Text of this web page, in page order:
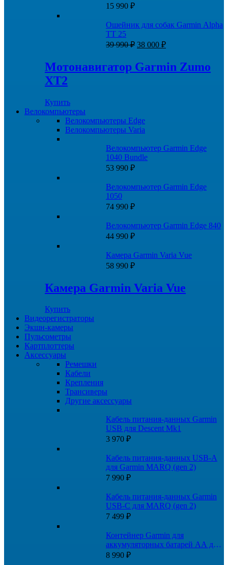
15 990 ₽
Ошейник для собак Garmin Alpha
TT 25
39 990₽ Первоначальная
составляла
39
38 000 ₽Текущая
38
000 ₽.
Мотонавигатор Garmin Zumo
XT2
Купить
Велокомпьютеры
Велокомпьютеры Edge
Велокомпьютеры Varia
Велокомпьютер Garmin Edge
1040 Bundle
53 990 ₽
Велокомпьютер Garmin Edge
1050
74 990 ₽
Велокомпьютер Garmin Edge 840
44 990 ₽
Камера Garmin Varia Vue
58 990 ₽
Камера Garmin Varia Vue
Купить
Видеорегистраторы
Экшн-камеры
Пульсометры
Картплоттеры
Аксессуары
Ремешки
Кабели
Крепления
Трансиверы
Другие аксессуары
Кабель питания-данных Garmin
USB для Descent Mk1
3 970 ₽
Кабель питания-данных USB-A
для Garmin MARQ (gen 2)
7 990 ₽
Кабель питания-данных Garmin
USB-C для MARQ (gen 2)
7 499 ₽
Контейнер Garmin для
аккумуляторных батарей AA для
Montana 700, 750
8 990 ₽